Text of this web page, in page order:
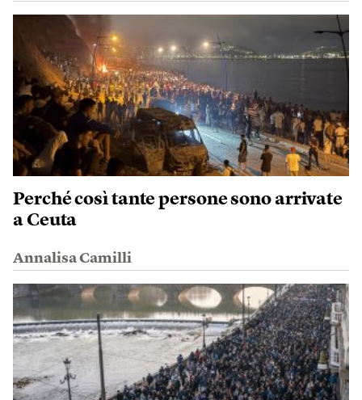
Perché così tante persone sono arrivate
a Ceuta
Annalisa Camilli